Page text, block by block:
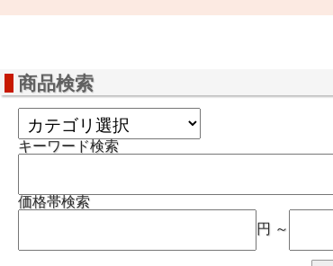
商品検索
キーワード検索
価格帯検索
円 ～